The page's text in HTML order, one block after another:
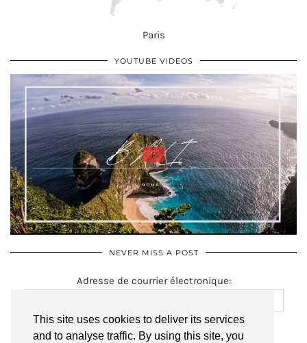
This site uses cookies to deliver its services
and to analyse traffic. By using this site, you
Paris
YOUTUBE VIDEOS
NEVER MISS A POST
Adresse de courrier électronique: